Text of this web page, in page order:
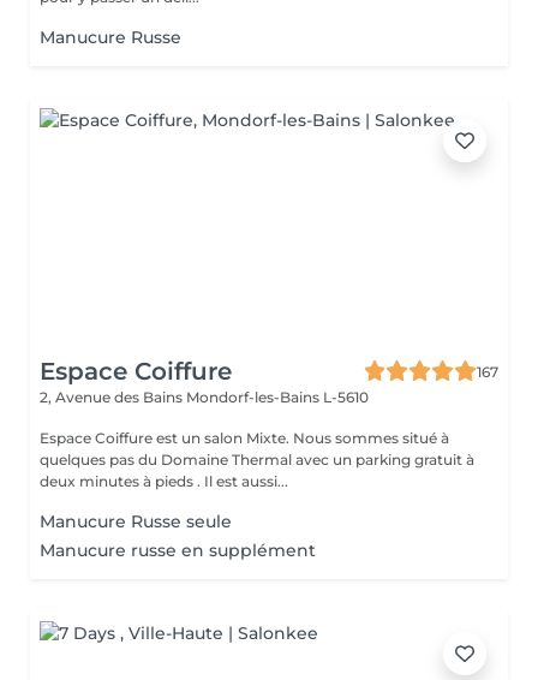
Manucure Russe
Espace Coiffure
167
2, Avenue des Bains Mondorf-les-Bains L-5610
Espace Coiffure est un salon Mixte. Nous sommes situé à
quelques pas du Domaine Thermal avec un parking gratuit à
deux minutes à pieds . Il est aussi...
Manucure Russe seule
Manucure russe en supplément